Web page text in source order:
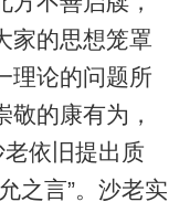
家的思想笼罩
理论的问题所
的康有为，
老依旧提出质
之言”。沙老实